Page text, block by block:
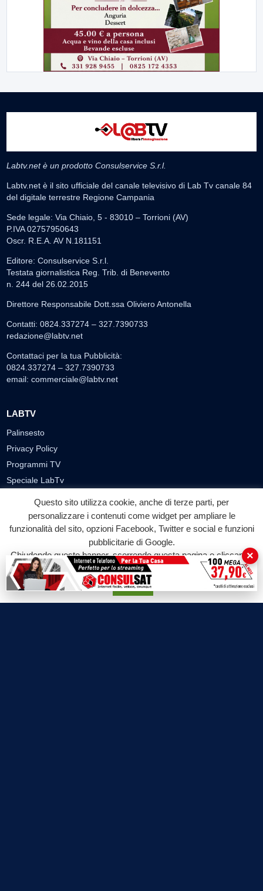
Labtv.net è un prodotto Consulservice S.r.l.
Labtv.net è il sito ufficiale del canale televisivo di Lab Tv canale 84
del digitale terrestre Regione Campania
Sede legale: Via Chiaio, 5 - 83010 – Torrioni (AV)
P.IVA 02757950643
Oscr. R.E.A. AV N.181151
Editore: Consulservice S.r.l.
Testata giornalistica Reg. Trib. di Benevento
n. 244 del 26.02.2015
Direttore Responsabile Dott.ssa Oliviero Antonella
Contatti: 0824.337274 – 327.7390733
redazione@labtv.net
Contattaci per la tua Pubblicità:
0824.337274 – 327.7390733
email: commerciale@labtv.net
LABTV
Palinsesto
Privacy Policy
Programmi TV
Speciale LabTv
L’Orlando Curioso
Labnews
Le Voci del Parco
Parliamo di…
Questo sito utilizza cookie, anche di terze parti, per
personalizzare i contenuti come widget per ampliare le
funzionalità del sito, opzioni Facebook, Twitter e social e funzioni
pubblicitarie di Google.
Chiudendo questo banner, scorrendo questa pagina o cliccando
su qualunque suo elemento acconsenti all'uso dei cookie.
Accetta
×